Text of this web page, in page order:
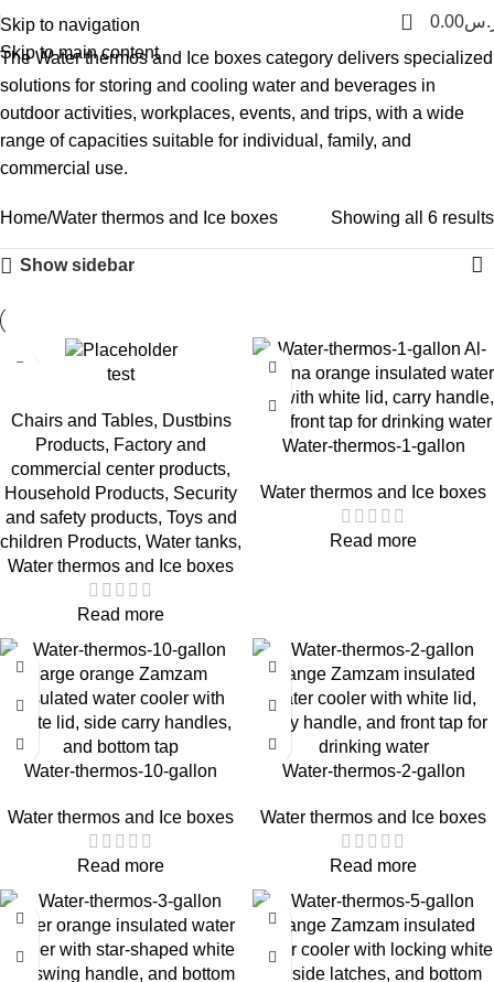
Skip to navigation
Skip to main content
0
0.00
The Water thermos and Ice boxes category delivers specialized
solutions for storing and cooling water and beverages in
outdoor activities, workplaces, events, and trips, with a wide
range of capacities suitable for individual, family, and
commercial use.
Home Water thermos and Ice boxes Showing all 6 results
Show sidebar
test
Chairs and Tables, Dustbins
Products, Factory and
commercial center products,
Household Products, Security
and safety products, Toys and
children Products, Water tanks,
Water thermos and Ice boxes
Read more
Water-thermos-1-gallon
Water thermos and Ice boxes
Read more
Water-thermos-10-gallon
Water thermos and Ice boxes
Read more
Water-thermos-2-gallon
Water thermos and Ice boxes
Read more